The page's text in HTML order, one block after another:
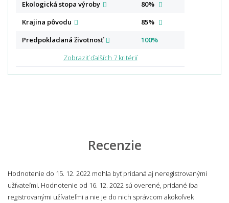
Ekologická stopa výroby
80%
Krajina pôvodu
85%
Predpokladaná životnosť
100%
Zobraziť ďalších 7 kritérií
Recenzie
Hodnotenie do 15. 12. 2022 mohla byť pridaná aj neregistrovanými
užívateľmi. Hodnotenie od 16. 12. 2022 sú overené, pridané iba
registrovanými užívateľmi a nie je do nich správcom akokoľvek